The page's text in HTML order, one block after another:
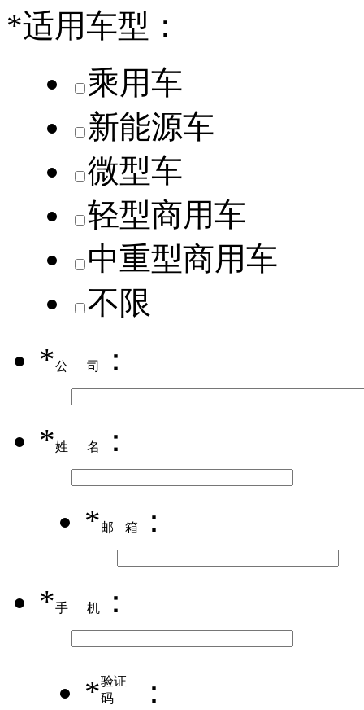
*适用车型：
乘用车
新能源车
微型车
轻型商用车
中重型商用车
不限
*公司 ：
*姓名 ：
*邮箱 ：
*手机 ：
*验证
码
：